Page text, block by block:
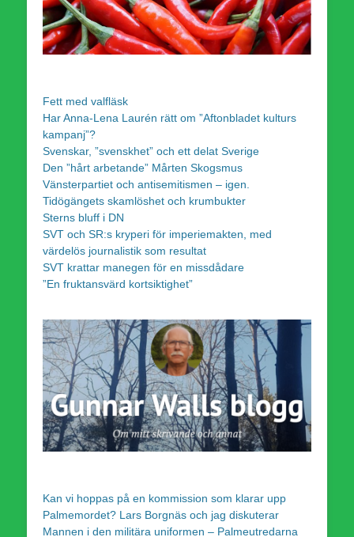
Fett med valfläsk
Har Anna-Lena Laurén rätt om ”Aftonbladet kulturs
kampanj”?
Svenskar, ”svenskhet” och ett delat Sverige
Den ”hårt arbetande” Mårten Skogsmus
Vänsterpartiet och antisemitismen – igen.
Tidögängets skamlöshet och krumbukter
Sterns bluff i DN
SVT och SR:s kryperi för imperiemakten, med
värdelös journalistik som resultat
SVT krattar manegen för en missdådare
”En fruktansvärd kortsiktighet”
Kan vi hoppas på en kommission som klarar upp
Palmemordet? Lars Borgnäs och jag diskuterar
Mannen i den militära uniformen – Palmeutredarna